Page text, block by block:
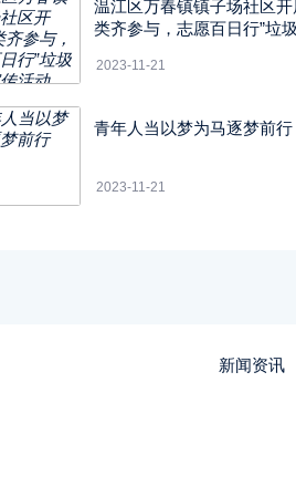
温江区万春镇镇子场社区开
类齐参与，志愿百日行”垃
2023-11-21
青年人当以梦为马逐梦前行
2023-11-21
新闻资讯